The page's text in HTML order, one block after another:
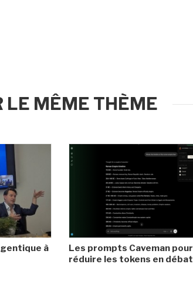
LE MÊME THÈME
à
Les prompts Caveman pour
réduire les tokens en débat